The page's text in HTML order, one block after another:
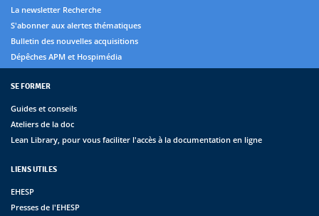
La newsletter Recherche
S'abonner aux alertes thématiques
Bulletin des nouvelles acquisitions
Dépêches APM et Hospimédia
SE FORMER
Guides et conseils
Ateliers de la doc
Lean Library, pour vous faciliter l'accès à la documentation en ligne
LIENS UTILES
EHESP
Presses de l'EHESP